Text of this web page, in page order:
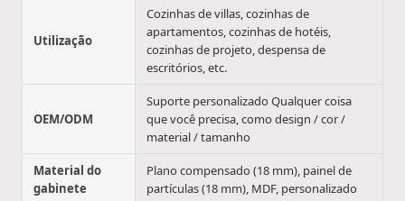
Utilização
Cozinhas de villas, cozinhas de
apartamentos, cozinhas de hotéis,
cozinhas de projeto, despensa de
escritórios, etc.
OEM/ODM
Suporte personalizado Qualquer coisa
que você precisa, como design / cor /
material / tamanho
Material do
gabinete
Plano compensado (18 mm), painel de
partículas (18 mm), MDF, personalizado